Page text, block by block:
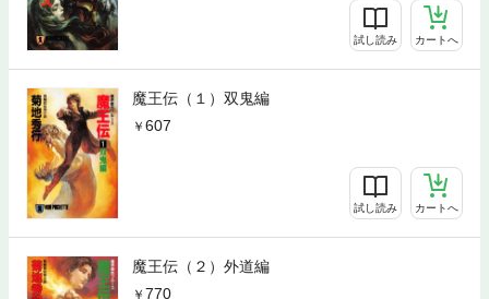
試し読み カートへ
魔王伝（１）双鬼編
607
試し読み カートへ
魔王伝（２）外道編
770